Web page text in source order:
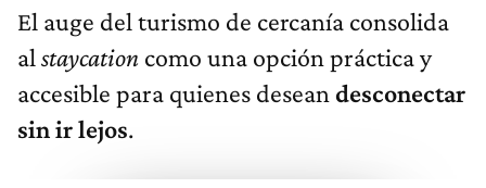
El auge del turismo de cercanía consolida
al staycation como una opción práctica y
accesible para quienes desean desconectar
sin ir lejos.